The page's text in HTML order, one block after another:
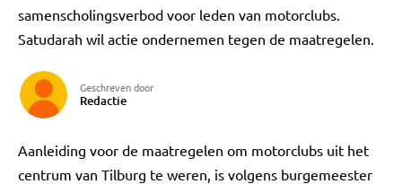
samenscholingsverbod voor leden van motorclubs.
Satudarah wil actie ondernemen tegen de maatregelen.
Geschreven door
Redactie
Aanleiding voor de maatregelen om motorclubs uit het
centrum van Tilburg te weren, is volgens burgemeester